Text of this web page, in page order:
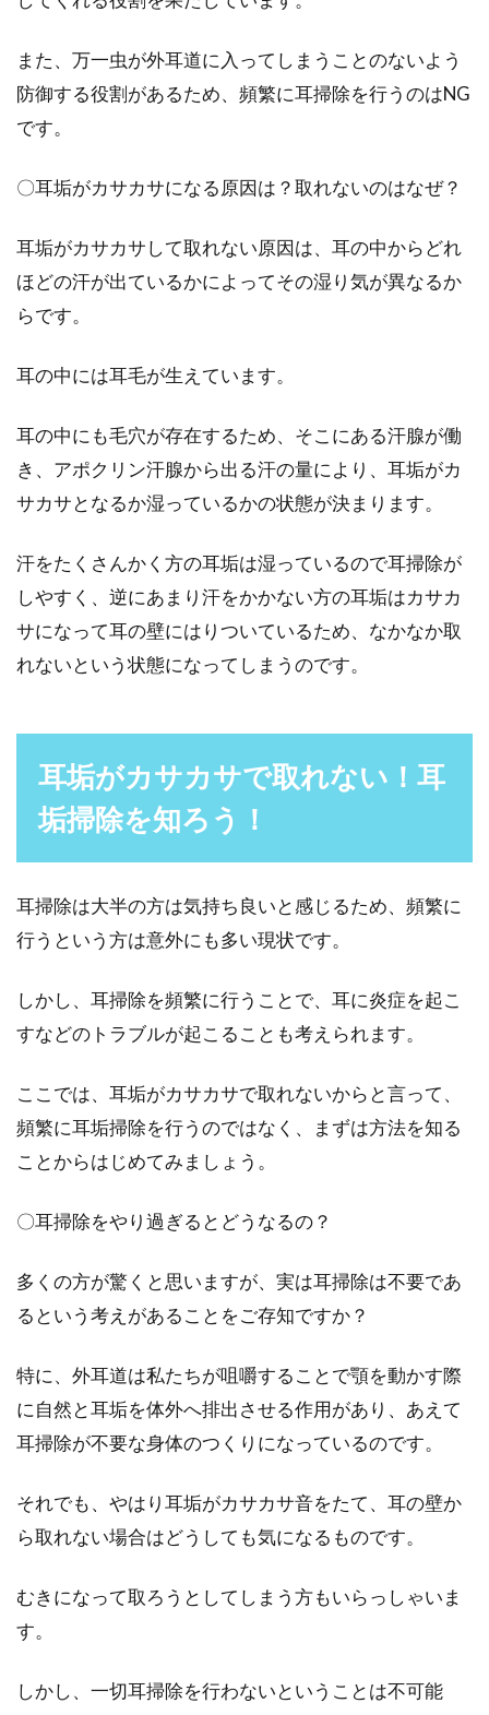
でダイエットに繋げよう
ことに気づくこと...
ヘルメットの蒸れ防止対策をしよ
男のロマンに「バイク」を挙げる方もいるので
のシャンプーの違いって？
プーよりも髪や頭皮への負担が少なく、また時
間をかけて傷...
洗髪の頻度を見直そう！頭皮の臭い
の臭いを気に...
ミョウバンで嫌なニオイを消臭！靴
のニオイ対策に最適！
男性の悩みの中でも上位に食い込んでくるであ
ろう、靴のニオイ。靴のニオイにお悩みの方
は、足が蒸れる...
ちない服の洗濯法も伝授！
多くいらっしゃることでしょう。なかには、汗
バスタオルが臭い？嫌な臭いを取る
方法や洗濯槽の掃除方法
普段使っているバスタオルで、生乾きなどの嫌
また、万一虫が外耳道に入ってしまうことのないよう
防御する役割があるため、頻繁に耳掃除を行うのはNG
です。
〇耳垢がカサカサになる原因は？取れないのはなぜ？
耳垢がカサカサして取れない原因は、耳の中からどれ
ほどの汗が出ているかによってその湿り気が異なるか
らです。
耳の中には耳毛が生えています。
耳の中にも毛穴が存在するため、そこにある汗腺が働
き、アポクリン汗腺から出る汗の量により、耳垢がカ
サカサとなるか湿っているかの状態が決まります。
汗をたくさんかく方の耳垢は湿っているので耳掃除が
しやすく、逆にあまり汗をかかない方の耳垢はカサカ
サになって耳の壁にはりついているため、なかなか取
れないという状態になってしまうのです。
耳垢がカサカサで取れない！耳
垢掃除を知ろう！
耳掃除は大半の方は気持ち良いと感じるため、頻繁に
行うという方は意外にも多い現状です。
しかし、耳掃除を頻繁に行うことで、耳に炎症を起こ
すなどのトラブルが起こることも考えられます。
ここでは、耳垢がカサカサで取れないからと言って、
頻繁に耳垢掃除を行うのではなく、まずは方法を知る
ことからはじめてみましょう。
〇耳掃除をやり過ぎるとどうなるの？
多くの方が驚くと思いますが、実は耳掃除は不要であ
るという考えがあることをご存知ですか？
特に、外耳道は私たちが咀嚼することで顎を動かす際
に自然と耳垢を体外へ排出させる作用があり、あえて
耳掃除が不要な身体のつくりになっているのです。
それでも、やはり耳垢がカサカサ音をたて、耳の壁か
ら取れない場合はどうしても気になるものです。
むきになって取ろうとしてしまう方もいらっしゃいま
す。
しかし、一切耳掃除を行わないということは不可能